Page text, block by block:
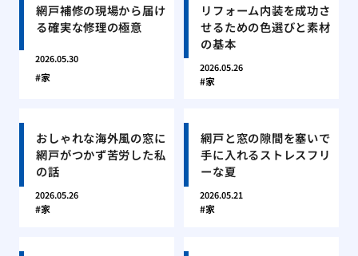
網戸補修の現場から届け
る確実な修理の極意
2026.05.30
家
リフォーム内装を成功さ
せるための色選びと素材
の基本
2026.05.26
家
おしゃれな海外風の窓に
網戸がつかず苦労した私
の話
2026.05.26
家
網戸と窓の隙間を塞いで
手に入れるストレスフリ
ーな夏
2026.05.21
家